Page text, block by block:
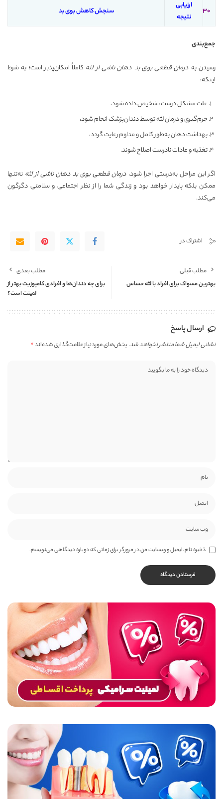
۳۰
ارزیابی
نتیجه
سنجش کاهش بوی بد
جمع‌بندی
رسیدن به درمان قطعی بوی بد دهان ناشی از لثه کاملاً امکان‌پذیر است؛ به شرط
اینکه:
علت مشکل درست تشخیص داده شود،
جرم‌گیری و درمان لثه توسط دندان‌پزشک انجام شود،
بهداشت دهان به‌طور کامل و مداوم رعایت گردد،
تغذیه و عادات نادرست اصلاح شوند.
اگر این مراحل به‌درستی اجرا شود، درمان قطعی بوی بد دهان ناشی از لثه نه‌تنها
ممکن بلکه پایدار خواهد بود و زندگی شما را از نظر اجتماعی و سلامتی دگرگون
می‌کند.
اشتراک در
مطلب قبلی
بهترین مسواک برای افراد با لثه حساس
مطلب بعدی
برای چه دندان‌ها و افرادی کامپوزیت بهتر از
لمینت است؟
ارسال پاسخ
نشانی ایمیل شما منتشر نخواهد شد.بخش‌های موردنیاز علامت‌گذاری شده‌اند*
ذخیره نام، ایمیل و وبسایت من در مرورگر برای زمانی که دوباره دیدگاهی می‌نویسم.